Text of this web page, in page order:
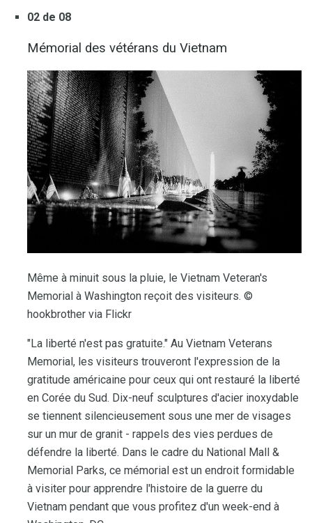
02 de 08
Mémorial des vétérans du Vietnam
Même à minuit sous la pluie, le Vietnam Veteran's
Memorial à Washington reçoit des visiteurs. ©
hookbrother via Flickr
"La liberté n'est pas gratuite." Au Vietnam Veterans
Memorial, les visiteurs trouveront l'expression de la
gratitude américaine pour ceux qui ont restauré la liberté
en Corée du Sud. Dix-neuf sculptures d'acier inoxydable
se tiennent silencieusement sous une mer de visages
sur un mur de granit - rappels des vies perdues de
défendre la liberté. Dans le cadre du National Mall &
Memorial Parks, ce mémorial est un endroit formidable
à visiter pour apprendre l'histoire de la guerre du
Vietnam pendant que vous profitez d'un week-end à